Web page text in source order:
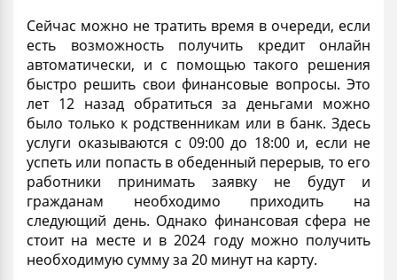
Сейчас можно не тратить время в очереди, если
есть возможность получить кредит онлайн
автоматически, и с помощью такого решения
быстро решить свои финансовые вопросы. Это
лет 12 назад обратиться за деньгами можно
было только к родственникам или в банк. Здесь
услуги оказываются с 09:00 до 18:00 и, если не
успеть или попасть в обеденный перерыв, то его
работники принимать заявку не будут и
гражданам необходимо приходить на
следующий день. Однако финансовая сфера не
стоит на месте и в 2024 году можно получить
необходимую сумму за 20 минут на карту.